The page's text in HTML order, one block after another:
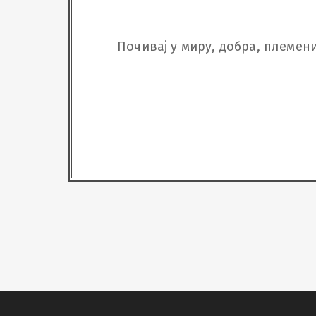
Почивај у миру, добра,